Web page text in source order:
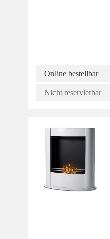
Online bestellbar
Nicht reservierbar